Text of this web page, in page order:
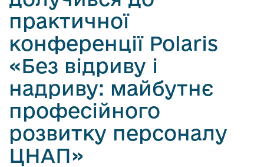
практичної
конференції Polaris
«Без відриву і
надриву: майбутнє
професійного
розвитку персоналу
ЦНАП»